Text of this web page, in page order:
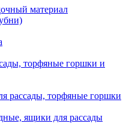
материал
торфяные горшки и
рассады, торфяные горшки
ящики для рассады